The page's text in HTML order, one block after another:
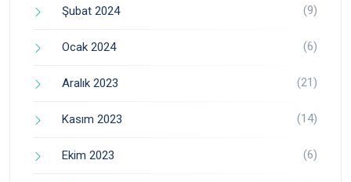
Şubat 2024 (9)
Ocak 2024 (6)
Aralık 2023 (21)
Kasım 2023 (14)
Ekim 2023 (6)